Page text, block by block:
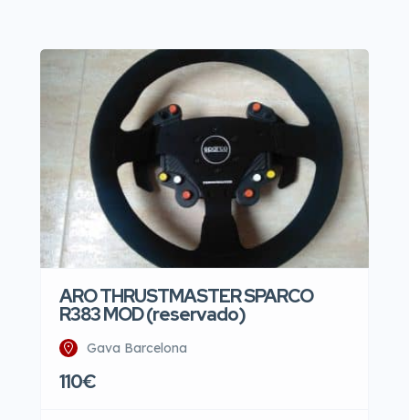
ARO THRUSTMASTER SPARCO
R383 MOD (reservado)
Gava Barcelona
110€